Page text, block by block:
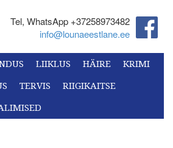
Tel, WhatsApp +37258973482‬
info@lounaeestlane.ee
LIIKLUS HÄIRE
KRIMI
TERVIS
RIIGIKAITSE